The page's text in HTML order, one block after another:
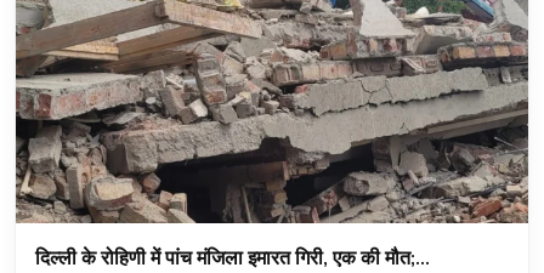
दिल्ली के रोहिणी में पांच मंजिला इमारत गिरी, एक की मौत;...